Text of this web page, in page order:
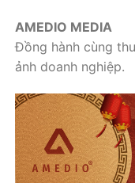
AMEDIO MEDIA
Đồng hành cùng
ảnh doanh nghiệp.